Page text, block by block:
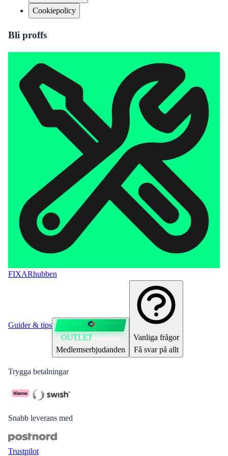
Cookiepolicy
Bli proffs
FIXARhubben
Guider & tips
OUTLETKlubben
Medlemserbjudanden
Vanliga frågor
Få svar på allt
Trygga betalningar
Snabb leverans med
Trustpilot